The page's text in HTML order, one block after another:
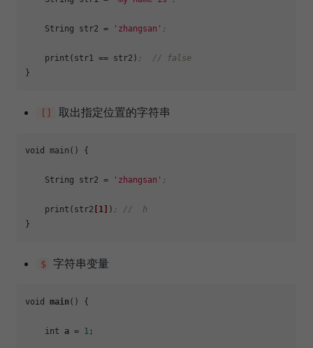
    String
str2 = 'zhangsan' ;
print( str1 == str2) ;  // false
[] 取出指定位置的字符串
void main() {
    String
str2 = 'zhangsan' ;
print(str2 [1] ) ; //  h
$ 字符串变量
void main () {
    int
a = 1 ;